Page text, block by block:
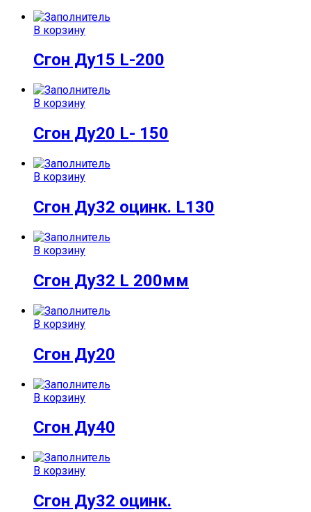
В корзину
Сгон Ду15 L-200
В корзину
Сгон Ду20 L- 150
В корзину
Сгон Ду32 оцинк. L130
В корзину
Сгон Ду32 L 200мм
В корзину
Сгон Ду20
В корзину
Сгон Ду40
В корзину
Сгон Ду32 оцинк.